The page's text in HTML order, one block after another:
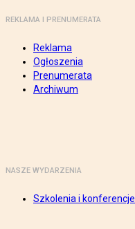
REKLAMA I PRENUMERATA
Reklama
Ogłoszenia
Prenumerata
Archiwum
NASZE WYDARZENIA
Szkolenia i konferencje